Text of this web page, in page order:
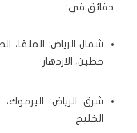
دقائق في:
شمال الرياض: الملقا،
حطين، الازدهار
شرق الرياض: اليرموك،
الخليج